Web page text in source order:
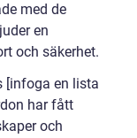
med de
en
och säkerhet.
[infoga en lista
har fått
och